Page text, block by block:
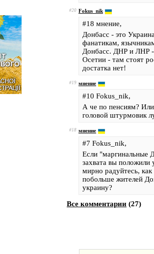
#20 Fokus_nik
#18 мнение,
Донбасс - это
фанатикам,
Донбасс. ДНР и ЛНР -
Осетии - там стоят
достатка нет!
#19 мнение
#10 Fokus_nik,
А че по пенсиям?
головой штурмовик
#18 мнение
#7 Fokus_nik,
Если "маргинальные
захвата вы положили
мирно радуйтесь,
побольше жителей
украину?
Все комментарии (27)